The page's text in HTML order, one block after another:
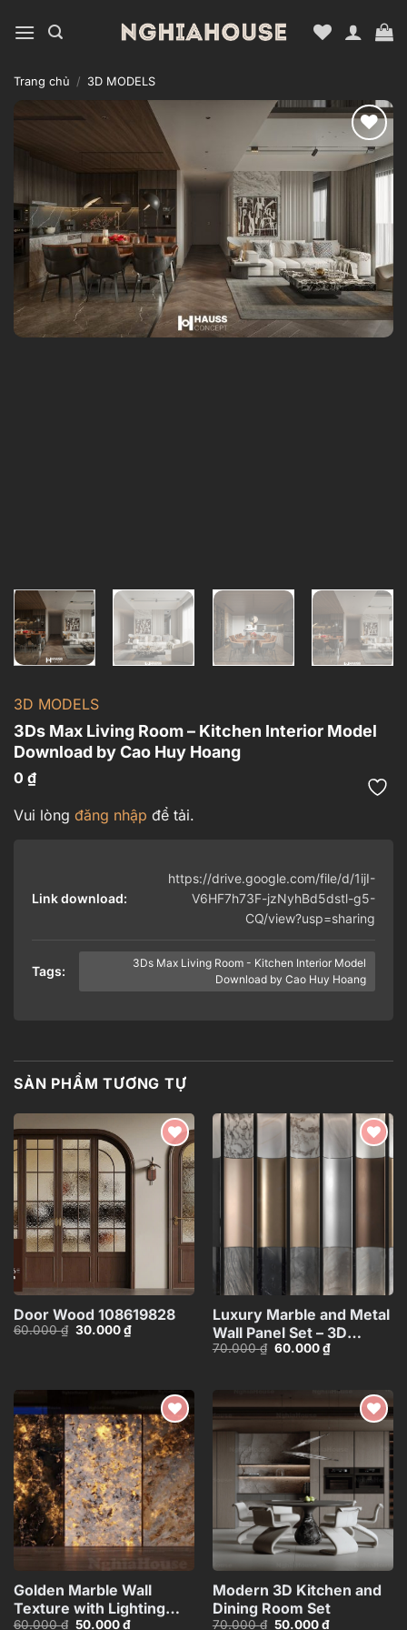
qua
dung
Trang chủ / 3D MODELS
Add to
wishlist
3D MODELS
3Ds Max Living Room – Kitchen Interior Model
Download by Cao Huy Hoang
0 ₫
Vui lòng đăng nhập để tải.
Link download:
https://drive.google.com/file/d/1ijI-
V6HF7h73F-jzNyhBd5dstl-g5-
CQ/view?usp=sharing
Tags:
3Ds Max Living Room - Kitchen Interior Model
Download by Cao Huy Hoang
SẢN PHẨM TƯƠNG TỰ
Add to
wishlist
Door Wood 108619828
60.000₫ Giá
30.000₫Giá
hiện
Add to
Luxury Marble and Metal
Wall Panel Set – 3D
Model_102195636
70.000₫ Giá
60.000₫Giá
hiện
60.000 ₫.
Add to
wishlist
Golden Marble Wall
Texture with Lighting
60.000₫ Giá
50.000₫Giá
Add to
Modern 3D Kitchen and
Dining Room Set
70.000₫ Giá
50.000₫Giá